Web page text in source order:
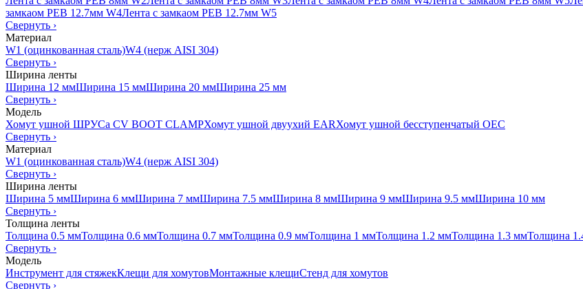
замкаом PEB 12.7мм W4Лента с замкаом PEB 12.7мм W5
Свернуть ›
Материал
W1 (оцинкованная сталь)W4 (нерж AISI 304)
Свернуть ›
Ширина ленты
Ширина 12 ммШирина 15 ммШирина 20 ммШирина 25 мм
Свернуть ›
Модель
Хомут ушной ШРУСа CV BOOT CLAMPХомут ушной двуухий EARХомут ушной бесступенчатый OEC
Свернуть ›
Материал
W1 (оцинкованная сталь)W4 (нерж AISI 304)
Свернуть ›
Ширина ленты
Ширина 5 ммШирина 6 ммШирина 7 ммШирина 7.5 ммШирина 8 ммШирина 9 ммШирина 9.5 ммШирина 10 мм
Свернуть ›
Толщина ленты
Толщина 0.5 ммТолщина 0.6 ммТолщина 0.7 ммТолщина 0.9 ммТолщина 1 ммТолщина 1.2 ммТолщина 1.3 ммТолщина
Свернуть ›
Модель
Инструмент для стяжекКлещи для хомутовМонтажные клещиСтенд для хомутов
Свернуть ›